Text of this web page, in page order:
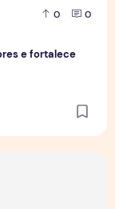
0 0
e fortalece